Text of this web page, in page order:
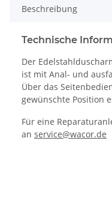
Beschreibung
Technische
Der
ist mit Anal- und
Über das
gewünschte Position
Für eine
an service@wacor.de